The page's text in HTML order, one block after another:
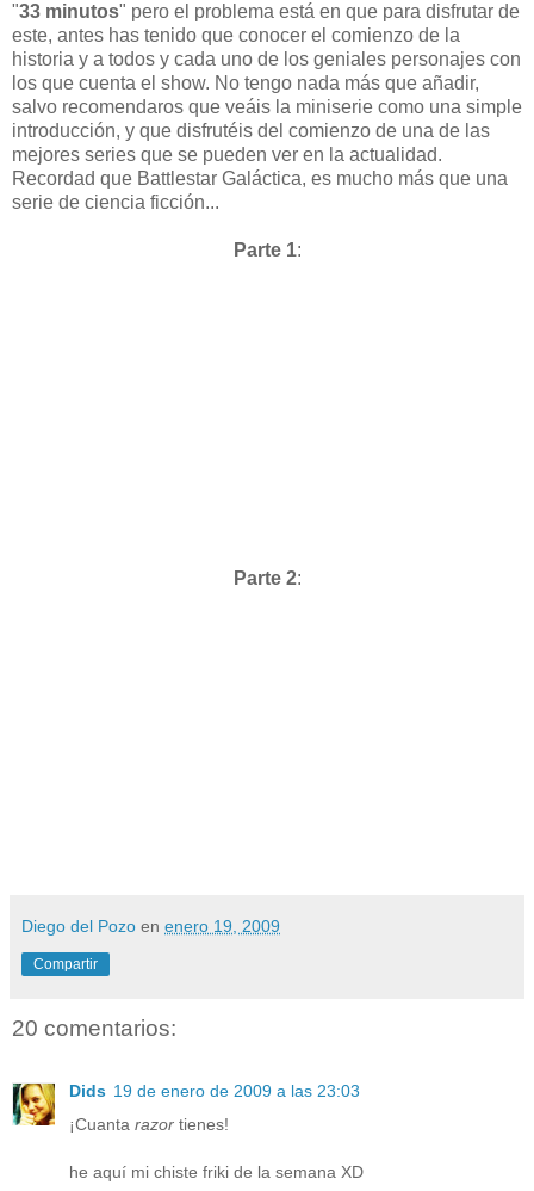
"33 minutos" pero el problema está en que para disfrutar de
este, antes has tenido que conocer el comienzo de la
historia y a todos y cada uno de los geniales personajes con
los que cuenta el show. No tengo nada más que añadir,
salvo recomendaros que veáis la miniserie como una simple
introducción, y que disfrutéis del comienzo de una de las
mejores series que se pueden ver en la actualidad.
Recordad que Battlestar Galáctica, es mucho más que una
serie de ciencia ficción...
Parte 1:
Parte 2:
Diego del Pozo en enero 19, 2009
Compartir
20 comentarios:
Dids 19 de enero de 2009 a las 23:03
¡Cuanta razor tienes!
he aquí mi chiste friki de la semana XD